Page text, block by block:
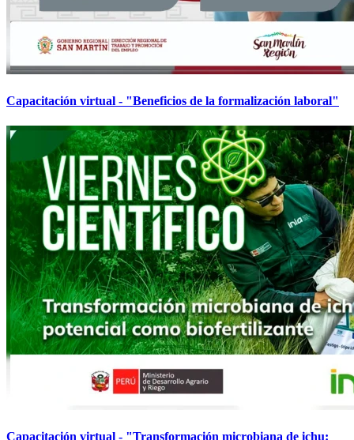
Capacitación virtual - "Beneficios de la formalización laboral"
Capacitación virtual - "Transformación microbiana de ichu: